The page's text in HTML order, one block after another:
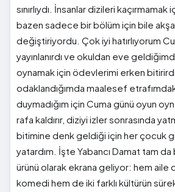
sınırlıydı. İnsanlar dizileri kaçırmamak
bazen sadece bir bölüm için bile
değiştiriyordu. Çok iyi hatırlıyorum
yayınlanırdı ve okuldan eve
oynamak için ödevlerimi erken
odaklandığımda maalesef
duymadığım için Cuma günü oyun
rafa kaldırır, diziyi izler sonrasında
bitimine denk geldiği için her çocuk
yatardım. İşte Yabancı Damat tam
ürünü olarak ekrana geliyor: hem aile
komedi hem de iki farklı kültürün